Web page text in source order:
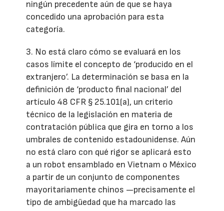
ningún precedente aún de que se haya
concedido una aprobación para esta
categoría.
3. No está claro cómo se evaluará en los
casos límite el concepto de ‘producido en el
extranjero’. La determinación se basa en la
definición de ‘producto final nacional’ del
artículo 48 CFR § 25.101(a), un criterio
técnico de la legislación en materia de
contratación pública que gira en torno a los
umbrales de contenido estadounidense. Aún
no está claro con qué rigor se aplicará esto
a un robot ensamblado en Vietnam o México
a partir de un conjunto de componentes
mayoritariamente chinos —precisamente el
tipo de ambigüedad que ha marcado las